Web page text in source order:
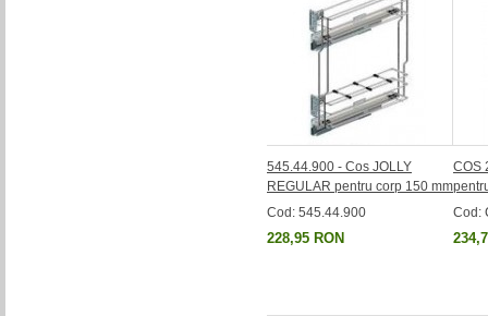
545.44.900 - Cos JOLLY
REGULAR pentru corp 150 mm
Cod: 545.44.900
228,95 RON
COS
Cod: